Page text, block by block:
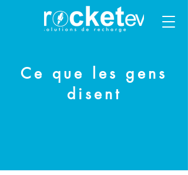
Ce que les gens
disent